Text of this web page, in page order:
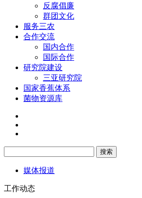
反腐倡廉
群团文化
服务三农
合作交流
国内合作
国际合作
研究院建设
三亚研究院
国家香蕉体系
菌物资源库
媒体报道
工作动态